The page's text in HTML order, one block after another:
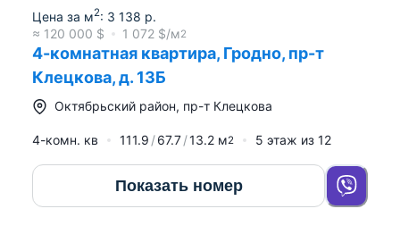
Цена за м2: 3 138 р.
≈ 120 000 $ 1 072 $/м2
4-комнатная квартира, Гродно, пр-т
Клецкова, д. 13Б
Октябрьский район, пр-т Клецкова
4-комн. кв 111.9 67.7 13.2 м2 5 этаж из 12
Показать номер